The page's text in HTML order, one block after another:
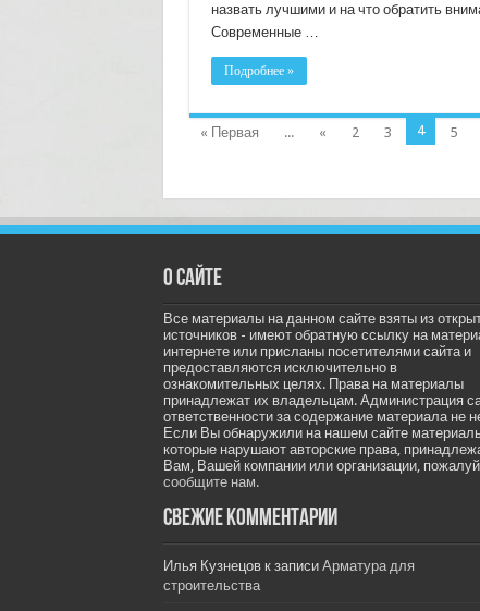
назвать лучшими и на что обратить
Современные …
Подробнее »
« Первая ... « 2 3 4 5
О сайте
Все материалы на данном сайте взяты из
источников - имеют обратную ссылку на
интернете или присланы посетителями сайта и
предоставляются исключительно в
ознакомительных целях. Права на материалы
принадлежат их владельцам. Администрация
ответственности за содержание материала не
Если Вы обнаружили на нашем сайте
которые нарушают авторские права,
Вам, Вашей компании или организации,
сообщите нам.
Свежие комментарии
Илья Кузнецовк записи Арматура для
строительства